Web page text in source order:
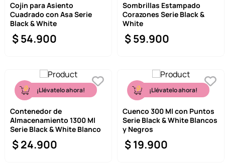
Cojin para Asiento
Cuadrado con Asa Serie
Black & White
$54.900
Sombrillas Estampado
Corazones Serie Black &
White
$59.900
¡Llévatelo ahora!
Contenedor de
Almacenamiento 1300 Ml
Serie Black & White Blanco
$24.900
¡Llévatelo ahora!
Cuenco 300 Ml con Puntos
Serie Black & White Blancos
y Negros
$19.900